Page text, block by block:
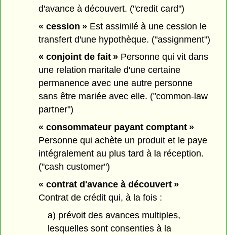
d'avance à découvert. ("credit card")
« cession » Est assimilé à une cession le
transfert d'une hypothèque. ("assignment")
« conjoint de fait » Personne qui vit dans
une relation maritale d'une certaine
permanence avec une autre personne
sans être mariée avec elle. ("common-law
partner")
« consommateur payant comptant »
Personne qui achète un produit et le paye
intégralement au plus tard à la réception.
("cash customer")
« contrat d'avance à découvert »
Contrat de crédit qui, à la fois :
a) prévoit des avances multiples,
lesquelles sont consenties à la